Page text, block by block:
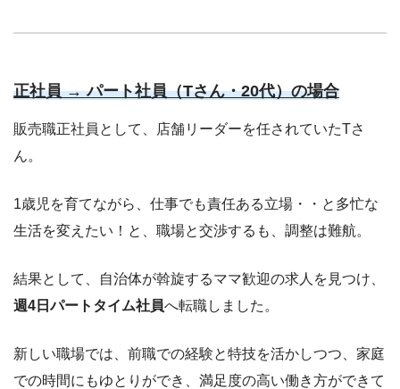
正社員 → パート社員（Tさん・20代）の場合
販売職正社員として、店舗リーダーを任されていたTさ
ん。
1歳児を育てながら、仕事でも責任ある立場・・と多忙な
生活を変えたい！と、職場と交渉するも、調整は難航。
結果として、自治体が斡旋するママ歓迎の求人を見つけ、
週4日パートタイム社員へ転職しました。
新しい職場では、前職での経験と特技を活かしつつ、家庭
での時間にもゆとりができ、満足度の高い働き方ができて